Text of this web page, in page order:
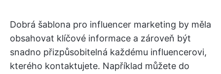
Dobrá šablona pro influencer marketing by měla
obsahovat klíčové informace a zároveň být
snadno přizpůsobitelná každému influencerovi,
kterého kontaktujete. Například můžete do